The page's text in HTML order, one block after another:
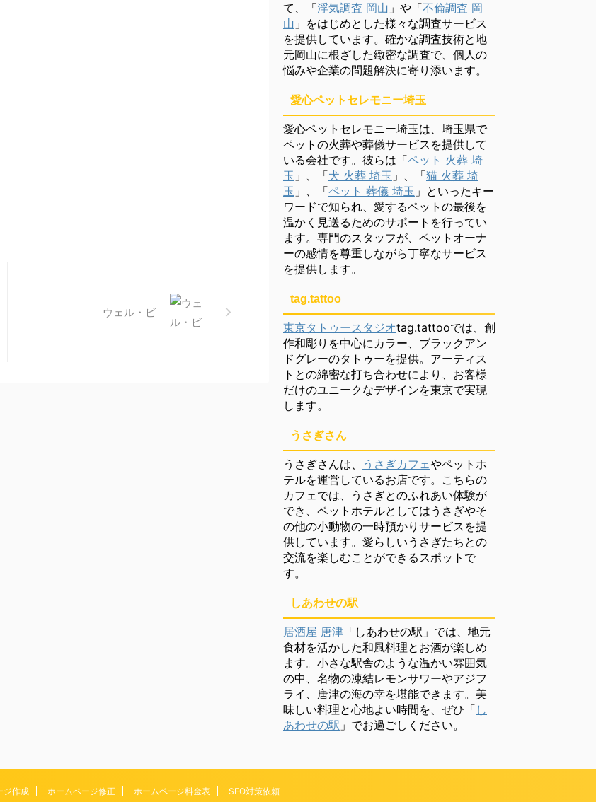
ウェル・ビ
て、「浮気調査 岡山 」や「不倫調査 岡
山 」をはじめとした様々な調査サービス
を提供しています。確かな調査技術と地
元岡山に根ざした緻密な調査で、個人の
悩みや企業の問題解決に寄り添います。
愛心ペットセレモニー埼玉
愛心ペットセレモニー埼玉は、埼玉県で
ペットの火葬や葬儀サービスを提供して
いる会社です。彼らは「ペット 火葬 埼
玉 」、「犬 火葬 埼玉 」、「猫 火葬 埼
玉 」、「ペット 葬儀 埼玉 」といったキー
ワードで知られ、愛するペットの最後を
温かく見送るためのサポートを行ってい
ます。専門のスタッフが、ペットオーナ
ーの感情を尊重しながら丁寧なサービス
を提供します。
tag.tattoo
東京タトゥースタジオtag.tattooでは、創
作和彫りを中心にカラー、ブラックアン
ドグレーのタトゥーを提供。アーティス
トとの綿密な打ち合わせにより、お客様
だけのユニークなデザインを東京で実現
します。
うさぎさん
うさぎさんは、 うさぎカフェやペットホ
テルを運営しているお店です。こちらの
カフェでは、うさぎとのふれあい体験が
でき、ペットホテルとしてはうさぎやそ
の他の小動物の一時預かりサービスを提
供しています。愛らしいうさぎたちとの
交流を楽しむことができるスポットで
す。
しあわせの駅
居酒屋 唐津 「しあわせの駅」では、地元
食材を活かした和風料理とお酒が楽しめ
ます。小さな駅舎のような温かい雰囲気
の中、名物の凍結レモンサワーやアジフ
ライ、唐津の海の幸を堪能できます。美
味しい料理と心地よい時間を、ぜひ「 し
あわせの駅 」でお過ごしください。
ジ作成 ホームページ修正 ホームページ料金表 SEO対策依頼